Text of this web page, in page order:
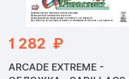
1 282 ₽
ARCADE EXTREME -